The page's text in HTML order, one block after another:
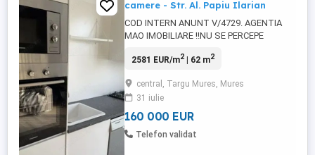
camere - Str. Al. Papiu Ilarian
COD INTERN ANUNT V/4729. AGENTIA
MAO IMOBILIARE !!NU SE PERCEPE
Mao Imobiliare propune spre vanzare
Papiu Ilarian, zona centrala, aproape de
scoala, magazine, universitate, statii de
autobuz. Apartamentul are o suprafata
2581 EUR/m2| 62 m2
central, Targu Mures, Mures
31 iulie
160 000 EUR
Telefon validat